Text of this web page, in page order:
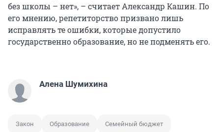
без школы – нет», – считает Александр Кашин. По
его мнению, репетиторство призвано лишь
исправлять те ошибки, которые допустило
государственно образование, но не подменять его.
Алена Шумихина
Закон Образование Семейный бюджет